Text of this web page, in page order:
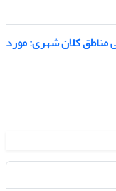
مناطق کلان شهری: مورد